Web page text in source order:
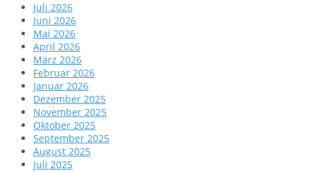
Juli 2026
Juni 2026
Mai 2026
April 2026
März 2026
Februar 2026
Januar 2026
Dezember 2025
November 2025
Oktober 2025
September 2025
August 2025
Juli 2025